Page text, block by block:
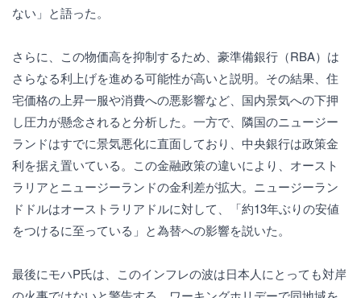
ない」と語った。
さらに、この物価高を抑制するため、豪準備銀行（RBA）は
さらなる利上げを進める可能性が高いと説明。その結果、住
宅価格の上昇一服や消費への悪影響など、国内景気への下押
し圧力が懸念されると分析した。一方で、隣国のニュージー
ランドはすでに景気悪化に直面しており、中央銀行は政策金
利を据え置いている。この金融政策の違いにより、オースト
ラリアとニュージーランドの金利差が拡大。ニュージーラン
ドドルはオーストラリアドルに対して、「約13年ぶりの安値
をつけるに至っている」と為替への影響を説いた。
最後にモハP氏は、このインフレの波は日本人にとっても対岸